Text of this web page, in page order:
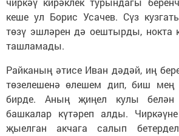
кеше ул Борис Усачев. Сүз
төзү эшләрен дә оештырды, нокта
ташламады.
Райканың әтисе Иван дәдәй, иң
төзелешенә өлешем дип, биш мең
бирде. Аның җиңел кулы белән
башкалар күтәреп алды.
җыелган акчага салып